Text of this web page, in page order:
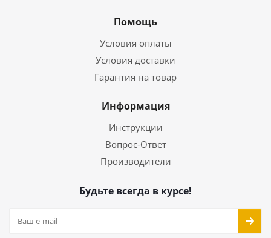
Помощь
Условия оплаты
Условия доставки
Гарантия на товар
Информация
Инструкции
Вопрос-Ответ
Производители
Будьте всегда в курсе!